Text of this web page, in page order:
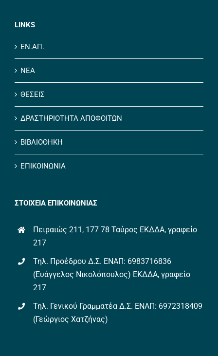
LINKS
ΕΝ.ΑΠ.
ΝΕΑ
ΘΕΣΕΙΣ
ΔΡΑΣΤΗΡΙΟΤΗΤΑ ΑΠΟΦΟΙΤΩΝ
ΒΙΒΛΙΟΘΗΚΗ
ΕΠΙΚΟΙΝΩΝΙΑ
ΣΤΟΙΧΕΙΑ ΕΠΙΚΟΙΝΩΝΙΑΣ
Πειραιώς 211, 177 78 Ταύρος ΕΚΔΔΑ, γραφείο
217
Τηλ. Προέδρου Δ.Σ. ΕΝΑΠ: 6983716836
(Ευάγγελος Νικολόπουλος) ΕΚΔΔΑ, γραφείο
217
Τηλ. Γενικού Γραμματέα Δ.Σ. ΕΝΑΠ: 6972318409
(Γεώργιος Χατζήνας)